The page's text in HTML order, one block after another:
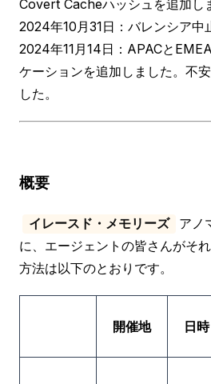
Covert Cacheハッシュを追加し
2024年10月31日：バレンシア中
2024年11月14日：APACと
ケーションを追加しました。不
した。
概要
イレースド・メモリーズ
アノ
に、エージェントの皆さんがそ
方法は以下のとおりです。
開催地 日時